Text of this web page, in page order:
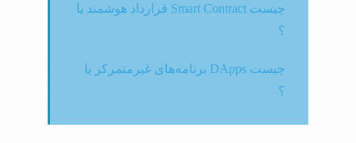
قرارداد هوشمند یا Smart Contract چیست
؟
برنامه‌های غیرمتمرکز یا DApps چیست
؟